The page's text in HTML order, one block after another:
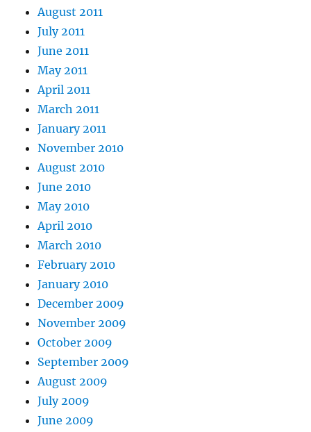
August 2011
July 2011
June 2011
May 2011
April 2011
March 2011
January 2011
November 2010
August 2010
June 2010
May 2010
April 2010
March 2010
February 2010
January 2010
December 2009
November 2009
October 2009
September 2009
August 2009
July 2009
June 2009